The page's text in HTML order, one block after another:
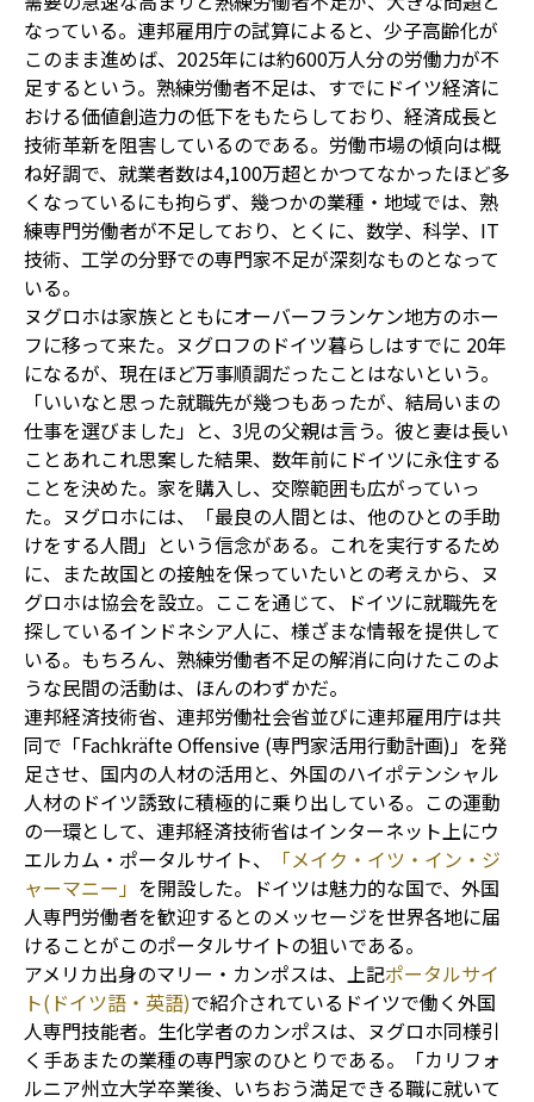
なっている。連邦雇用庁の試算によると、少子高齢化が
このまま進めば、2025年には約600万人分の労働力が不
足するという。熟練労働者不足は、すでにドイツ経済に
おける価値創造力の低下をもたらしており、経済成長と
技術革新を阻害しているのである。労働市場の傾向は概
ね好調で、就業者数は4,100万超とかつてなかったほど多
くなっているにも拘らず、幾つかの業種・地域では、熟
練専門労働者が不足しており、とくに、数学、科学、IT
技術、工学の分野での専門家不足が深刻なものとなって
いる。
ヌグロホは家族とともにオーバーフランケン地方のホー
フに移って来た。ヌグロフのドイツ暮らしはすでに 20年
になるが、現在ほど万事順調だったことはないという。
「いいなと思った就職先が幾つもあったが、結局いまの
仕事を選びました」と、3児の父親は言う。彼と妻は長い
ことあれこれ思案した結果、数年前にドイツに永住する
ことを決めた。家を購入し、交際範囲も広がっていっ
た。ヌグロホには、「最良の人間とは、他のひとの手助
けをする人間」という信念がある。これを実行するため
に、また故国との接触を保っていたいとの考えから、ヌ
グロホは協会を設立。ここを通じて、ドイツに就職先を
探しているインドネシア人に、様ざまな情報を提供して
いる。もちろん、熟練労働者不足の解消に向けたこのよ
うな民間の活動は、ほんのわずかだ。
連邦経済技術省、連邦労働社会省並びに連邦雇用庁は共
同で「Fachkräfte Offensive (専門家活用行動計画)」を発
足させ、国内の人材の活用と、外国のハイポテンシャル
人材のドイツ誘致に積極的に乗り出している。この運動
の一環として、連邦経済技術省はインターネット上にウ
エルカム・ポータルサイト、
「メイク・イツ・イン・ジ
ャーマニー」 を開設した。ドイツは魅力的な国で、外国
人専門労働者を歓迎するとのメッセージを世界各地に届
けることがこのポータルサイトの狙いである。
アメリカ出身のマリー・カンポスは、上記ポータルサイ
ト(ドイツ語・英語)で紹介されているドイツで働く外国
人専門技能者。生化学者のカンポスは、ヌグロホ同様引
く手あまたの業種の専門家のひとりである。「カリフォ
ルニア州立大学卒業後、いちおう満足できる職に就いて